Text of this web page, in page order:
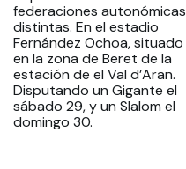
federaciones autonómicas
distintas. En el estadio
Fernández Ochoa, situado
en la zona de Beret de la
estación de el Val d’Aran.
Disputando un Gigante el
sábado 29, y un Slalom el
domingo 30.